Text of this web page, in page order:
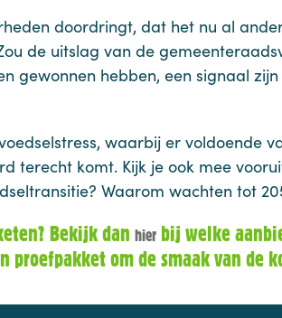
doordringt, dat het nu al
de uitslag van de
gewonnen hebben, een signaal
waarbij er voldoende
terecht komt. Kijk je ook mee
Waarom wachten tot
Bekijk dan hierbij welke
proefpakket om de smaak van de